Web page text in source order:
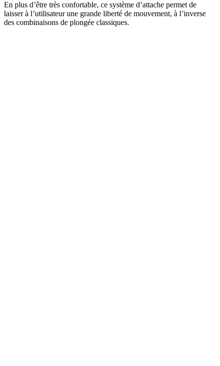
En plus d’être très confortable, ce système d’attache permet de
laisser à l’utilisateur une grande liberté de mouvement, à l’inverse
des combinaisons de plongée classiques.